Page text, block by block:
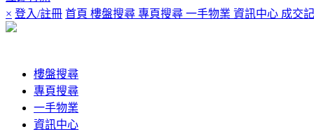
× 登入/註冊 首頁 樓盤搜尋 專頁搜尋 一手物業 資訊中心 成交
樓盤搜尋
專頁搜尋
一手物業
資訊中心